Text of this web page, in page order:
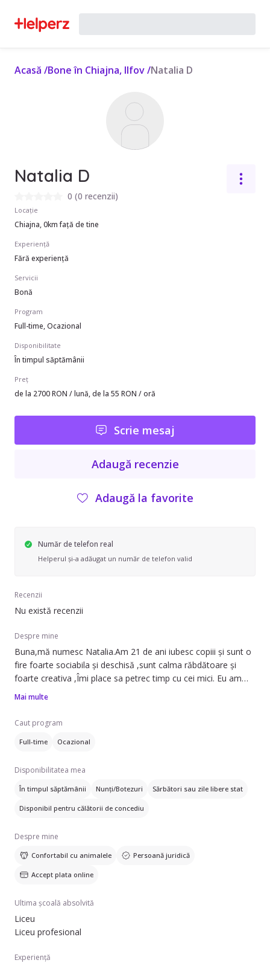
Acasă /Bone în Chiajna, Ilfov/Natalia D
Natalia D
0 (0 recenzii)
Locație
Chiajna, 0km față de tine
Experiență
Fără experiență
Servicii
Bonă
Program
Full-time, Ocazional
Disponibilitate
În timpul săptămânii
Preț
de la 2700 RON / lună, de la 55 RON / oră
Scrie mesaj
Adaugă recenzie
Adaugă la favorite
Număr de telefon real
Helperul și-a adăugat un număr de telefon valid
Recenzii
Nu există recenzii
Despre mine
Buna,mă numesc Natalia.Am 21 de ani iubesc copiii și sunt o
fire foarte sociabila și deschisă ,sunt calma răbdătoare și
foarte creativa ,Îmi place sa petrec timp cu cei mici. Eu am
experiență de 1-2 ani in acest domeniu și mi-ar face plăcere
și voi de timpul vostru și de a va da timp și de relaxare
Mai multe
Caut program
Full-time Ocazional
Disponibilitatea mea
În timpul săptămânii Nunți/Botezuri Sărbători sau zile libere stat
Disponibil pentru călătorii de concediu
Despre mine
Confortabil cu animalele Persoană juridică
Accept plata online
Ultima școală absolvită
Liceu
Liceu profesional
Experiență